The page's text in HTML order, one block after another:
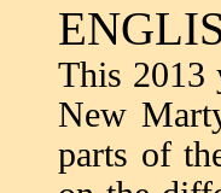
This 2013
New
parts of